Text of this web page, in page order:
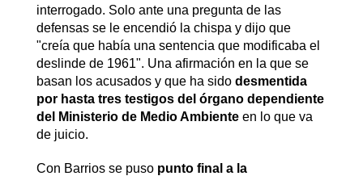
interrogado. Solo ante una pregunta de las
defensas se le encendió la chispa y dijo que
"creía que había una sentencia que modificaba el
deslinde de 1961". Una afirmación en la que se
basan los acusados y que ha sidodesmentida
por hasta tres testigos del órgano dependiente
del Ministerio de Medio Ambienteen lo que va
de juicio.
Con Barrios se puso punto final a la